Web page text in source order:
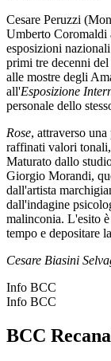
Cesare Peruzzi
Umberto Coromaldi
esposizioni
primi tre decenni
alle mostre degli
all'Esposizione
personale dello
Rose, attraverso
raffinati valori
Maturato dallo
Giorgio Morandi,
dall'artista
dall'indagine
malinconia. L'esito
tempo e depositare
Cesare Biasini
Info BCC
Info BCC
BCC